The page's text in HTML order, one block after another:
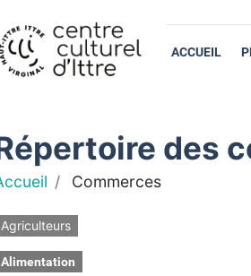
ACCUEIL
des
Commerces
Agriculteurs
Alimentation